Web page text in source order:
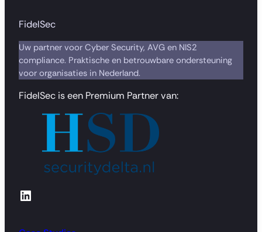
FidelSec
Uw partner voor Cyber Security, AVG en NIS2
compliance. Praktische en betrouwbare ondersteuning
voor organisaties in Nederland.
FidelSec is een Premium Partner van:
LinkedIn